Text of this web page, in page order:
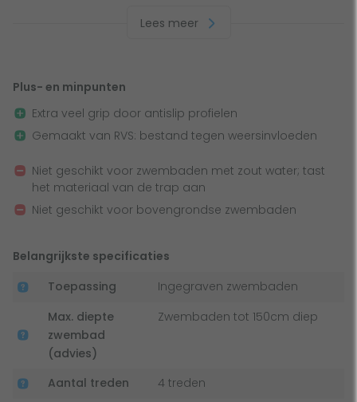
beschermen. Maak je dus geen zorgen dat je zwembad
materiaal is de trap bestand tegen verschillende
weersinvloeden en gaat hij lekker lang mee. Ideaal!
Let op:deze zwembadtrap is niet geschikt voor
aantasten en zorgen voor scheuren in de zwembadtrap.
Heb je een zwembad met zout water? Ga dan voor een
zwembadtrap gemaakt van RVS 316.
Lees meer
Plus- en minpunten
Extra veel grip door antislip profielen
Gemaakt van RVS: bestand tegen weersinvloeden
Niet geschikt voor zwembaden met zout water; tast
het materiaal van de trap aan
Niet geschikt voor bovengrondse zwembaden
Belangrijkste specificaties
Toepassing
Ingegraven zwembaden
Max. diepte
zwembad
(advies)
Zwembaden tot 150cm diep
Aantal treden
4 treden